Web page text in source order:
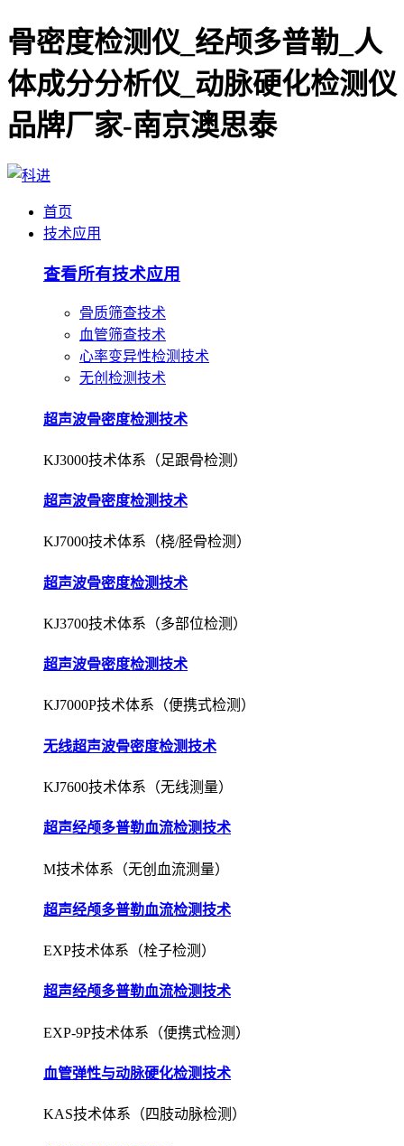
骨密度检测仪_经颅多普勒_人
体成分分析仪_动脉硬化检测仪
品牌厂家-南京澳思泰
首页
技术应用
查看所有技术应用
骨质筛查技术
血管筛查技术
心率变异性检测技术
无创检测技术
超声波骨密度检测技术
KJ3000技术体系（足跟骨检测）
超声波骨密度检测技术
KJ7000技术体系（桡/胫骨检测）
超声波骨密度检测技术
KJ3700技术体系（多部位检测）
超声波骨密度检测技术
KJ7000P技术体系（便携式检测）
无线超声波骨密度检测技术
KJ7600技术体系（无线测量）
超声经颅多普勒血流检测技术
M技术体系（无创血流测量）
超声经颅多普勒血流检测技术
EXP技术体系（栓子检测）
超声经颅多普勒血流检测技术
EXP-9P技术体系（便携式检测）
血管弹性与动脉硬化检测技术
KAS技术体系（四肢动脉检测）